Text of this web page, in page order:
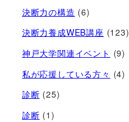
決断力の構造 (6)
決断力養成WEB講座 (123)
神戸大学関連イベント (9)
私が応援している方々 (4)
診断 (25)
診断 (1)